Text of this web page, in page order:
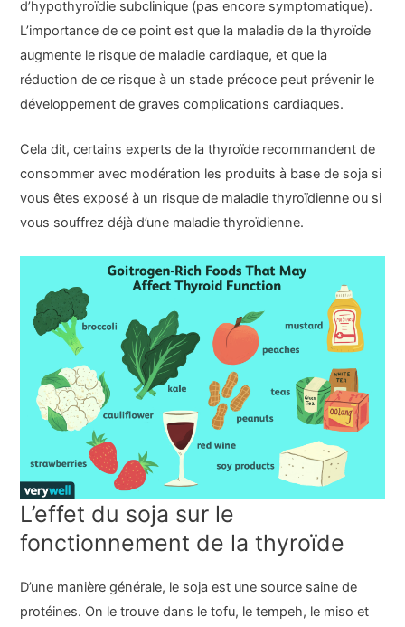
d’hypothyroïdie subclinique (pas encore symptomatique).
L’importance de ce point est que la maladie de la thyroïde
augmente le risque de maladie cardiaque, et que la
réduction de ce risque à un stade précoce peut prévenir le
développement de graves complications cardiaques.
Cela dit, certains experts de la thyroïde recommandent de
consommer avec modération les produits à base de soja si
vous êtes exposé à un risque de maladie thyroïdienne ou si
vous souffrez déjà d’une maladie thyroïdienne.
L’effet du soja sur le
fonctionnement de la thyroïde
D’une manière générale, le soja est une source saine de
protéines. On le trouve dans le tofu, le tempeh, le miso et